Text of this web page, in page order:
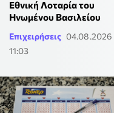
Εθνική Λοταρία του
Ηνωμένου Βασιλείου
Επιχειρήσεις 04.08.2026
11:03